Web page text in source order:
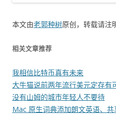
本文由老郭种树原创，转载请注
相关文章推荐
我相信比特币真有未来
大牛猫说前两年流行美元定存有
没有山姆的城市年轻人不要待
Mac 原生词典添加朗文英语、